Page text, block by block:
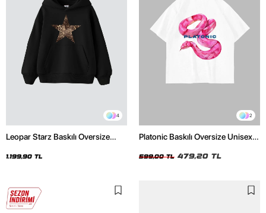
4
Leopar Starz Baskılı Oversize
1.199,90 TL
2
Platonic Baskılı Oversize Unisex
599,00 TL 479,20 TL